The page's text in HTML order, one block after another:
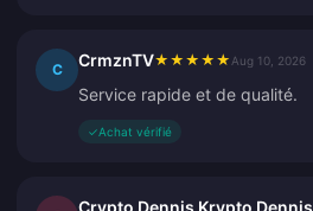
C CrmznTV★ ★ ★ ★ ★ Aug 10, 2026
Service rapide et de qualité.
✓Achat vérifié
Crypto Dennis Krypto Dennis